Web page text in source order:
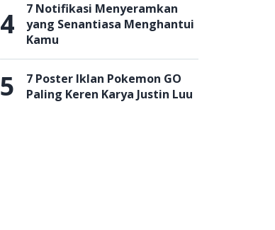
4
7 Notifikasi Menyeramkan
yang Senantiasa Menghantui
Kamu
5
7 Poster Iklan Pokemon GO
Paling Keren Karya Justin Luu